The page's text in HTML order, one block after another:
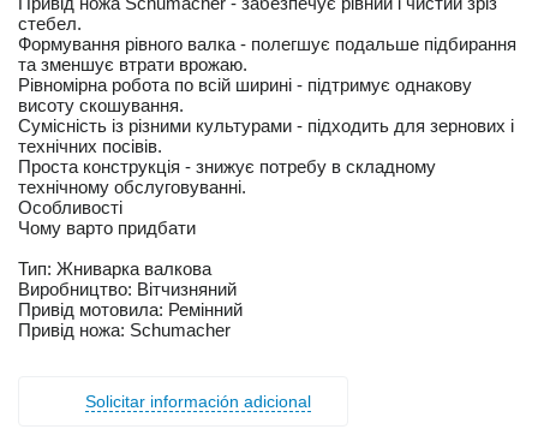
стебел.
Формування рівного валка - полегшує подальше підбирання
та зменшує втрати врожаю.
Рівномірна робота по всій ширині - підтримує однакову
висоту скошування.
Сумісність із різними культурами - підходить для зернових і
технічних посівів.
Проста конструкція - знижує потребу в складному
технічному обслуговуванні.
Особливості
Чому варто придбати
Тип: Жниварка валкова
Виробництво: Вітчизняний
Привід мотовила: Ремінний
Привід ножа: Schumacher
Solicitar información adicional